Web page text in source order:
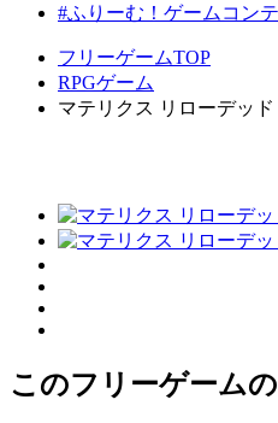
#ふりーむ！ゲームコン
フリーゲームTOP
RPGゲーム
マテリクス リローデッド
このフリーゲーム